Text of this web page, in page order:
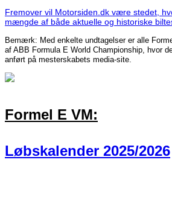
Fremover vil Motorsiden.dk være stedet,
mængde af både aktuelle og historiske
Bemærk: Med enkelte undtagelser er alle
af ABB Formula E World Championship, hvor
anført på mesterskabets media-site.
Formel E VM:
Løbskalender 2025/2026